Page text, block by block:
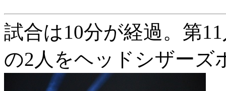
試合は10分が経過。第
の2人をヘッドシザーズ